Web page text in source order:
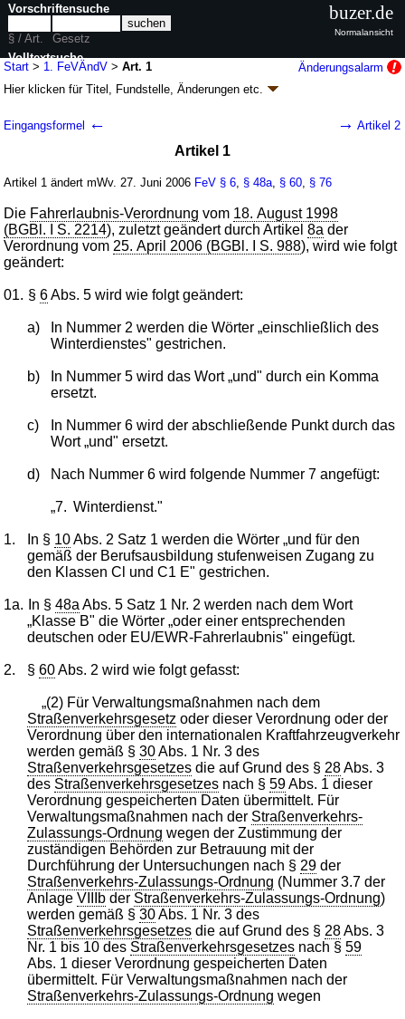
Start > 1. FeVÄndV >Art. 1
Änderungsalarm
Hier klicken fürTitel, Fundstelle, Änderungen etc.
Fahrerlaubnis-Verordnung (1. FeVÄndV
k.a.Abk.)
BGBl. I S. 1329(Nr. 28 ); Geltung ab 27.06.2006
1 Änderung
| Drucksachen / Entwurf / Begründung |
Eingangsformel ← → Artikel 2
Artikel 1
Artikel 1 ändert mWv. 27. Juni 2006 FeV § 6 § 48a § 60 § 76
Die Fahrerlaubnis-Verordnung vom 18. August 1998
(BGBl. I S. 2214), zuletzt geändert durch Artikel8a der
Verordnung vom 25. April 2006 (BGBl. I S. 988), wird wie folgt
geändert:
01. §6Abs. 5 wird wie folgt geändert:
a)
In Nummer 2 werden die Wörter „einschließlich des
Winterdienstes" gestrichen.
b)
In Nummer 5 wird das Wort „und" durch ein Komma
ersetzt.
c)
In Nummer 6 wird der abschließende Punkt durch das
Wort „und" ersetzt.
d) Nach Nummer 6 wird folgende Nummer 7 angefügt:
„7. Winterdienst."
1. In § 10Abs. 2 Satz 1 werden die Wörter „und für den
gemäß der Berufsausbildung stufenweisen Zugang zu
den Klassen Cl und C1 E" gestrichen.
1a. In §48a Abs. 5 Satz 1 Nr. 2 werden nach dem Wort
„Klasse B" die Wörter „oder einer entsprechenden
deutschen oder EU/EWR-Fahrerlaubnis" eingefügt.
2. §60Abs. 2 wird wie folgt gefasst:
„(2) Für Verwaltungsmaßnahmen nach dem
Straßenverkehrsgesetz oder dieser Verordnung oder der
Verordnung über den internationalen Kraftfahrzeugverkehr
werden gemäß §30Abs. 1 Nr. 3 des
Straßenverkehrsgesetzes die auf Grund des § 28Abs. 3
des Straßenverkehrsgesetzes nach §59Abs. 1 dieser
Verordnung gespeicherten Daten übermittelt. Für
Verwaltungsmaßnahmen nach der Straßenverkehrs-
Zulassungs-Ordnung wegen der Zustimmung der
zuständigen Behörden zur Betrauung mit der
Durchführung der Untersuchungen nach § 29 der
Straßenverkehrs-Zulassungs-Ordnung (Nummer 3.7 der
AnlageVIIIb der Straßenverkehrs-Zulassungs-Ordnung)
werden gemäß §30Abs. 1 Nr. 3 des
Straßenverkehrsgesetzes die auf Grund des § 28Abs. 3
Nr. 1 bis 10 des Straßenverkehrsgesetzes nach §59
Abs. 1 dieser Verordnung gespeicherten Daten
übermittelt. Für Verwaltungsmaßnahmen nach der
Straßenverkehrs-Zulassungs-Ordnung wegen
Vorschriftensuche
§ / Art.
Gesetz
Volltextsuche
nur in 1. FeVÄndV
buzer.de
Normalansicht